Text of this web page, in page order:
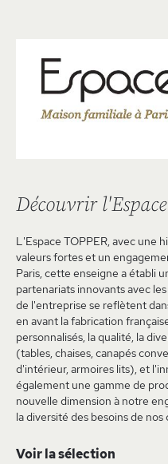
Découvrir
L'Espace TOPPER, avec une
valeurs fortes et un
Paris, cette enseigne a établi
partenariats innovants avec
de l'entreprise se reflètent
en avant la fabrication
personnalisés, la qualité, la
(tables, chaises, canapés
d'intérieur, armoires lits), et
également une gamme de
nouvelle dimension à notre
la diversité des besoins de nos
Voir la sélection